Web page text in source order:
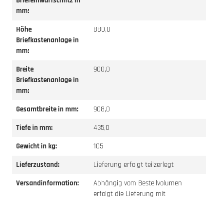
mm:
Höhe
Briefkastenanlage in
mm:
880,0
Breite
Briefkastenanlage in
mm:
900,0
Gesamtbreite in mm:
908,0
Tiefe in mm:
435,0
Gewicht in kg:
105
Lieferzustand:
Lieferung erfolgt teilzerlegt
Versandinformation:
Abhängig vom Bestellvolumen
erfolgt die Lieferung mit